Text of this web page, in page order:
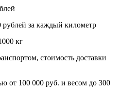
за каждый километр
кг
стоимость доставки
от 100 000 руб. и весом до 300